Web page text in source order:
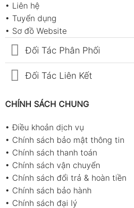
• Liên hệ
• Tuyển dụng
• Sơ đồ Website
Đối Tác Phân Phối
Đối Tác Liên Kết
CHÍNH SÁCH CHUNG
•Điều khoản dịch vụ
• Chính sách bảo mật thông tin
• Chính sách thanh toán
• Chính sách vận chuyển
• Chính sách đổi trả & hoàn tiền
• Chính sách bảo hành
• Chính sách đại lý